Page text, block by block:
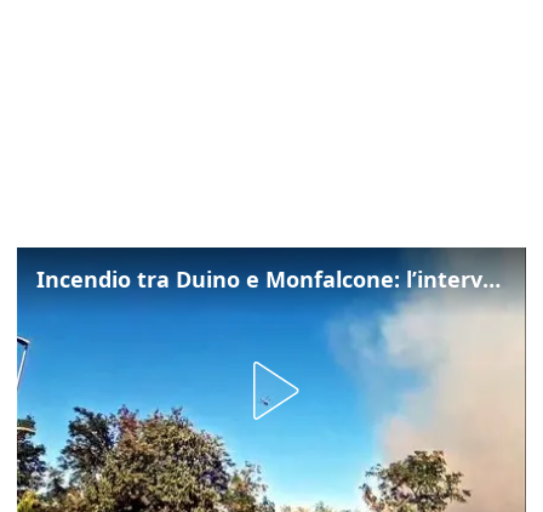
Incendio tra Duino e Monfalcone: l’intervento dei vigili del fuoco